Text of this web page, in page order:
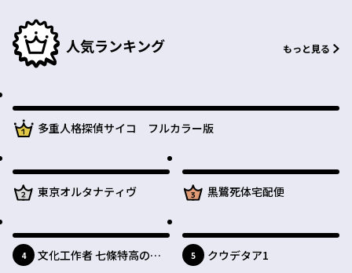
人気ランキング もっと見る
多重人格探偵サイコ フルカラー版
東京オルタナティヴ 黒鷺死体宅配便
4位
文化工作者 七條特高の冒
5位 クウデタア1